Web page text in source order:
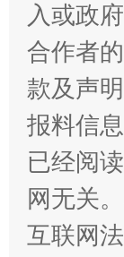
入或政
合作者
款及声
报料信
已经阅
网无关
互联网